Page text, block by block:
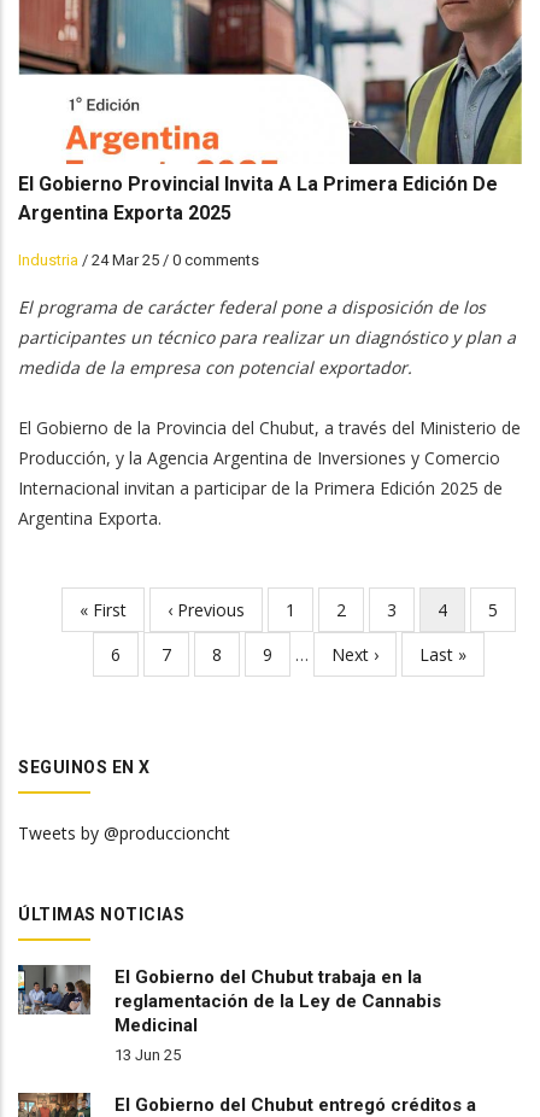
El Gobierno Provincial Invita A La Primera Edición De
Argentina Exporta 2025
Industria / 24 Mar 25 / 0 comments
El programa de carácter federal pone a disposición de los
participantes un técnico para realizar un diagnóstico y plan a
medida de la empresa con potencial exportador.
El Gobierno de la Provincia del Chubut, a través del Ministerio de
Producción, y la Agencia Argentina de Inversiones y Comercio
Internacional invitan a participar de la Primera Edición 2025 de
Argentina Exporta.
Pagination
First
page
« First
Previous
page
‹ Previous Page
1 Page
2 Page
3
Current
page
4 Page
5
Page
6 Page
7 Page
8 Page
9 …
Next
Next ›
Last
Last »
SEGUINOS EN X
Tweets by @produccioncht
ÚLTIMAS NOTICIAS
El Gobierno del Chubut trabaja en la
reglamentación de la Ley de Cannabis
Medicinal
13 Jun 25
El Gobierno del Chubut entregó créditos a